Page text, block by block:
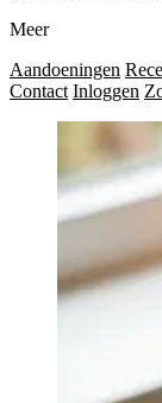
Meer
Aandoeningen
Contact Inloggen